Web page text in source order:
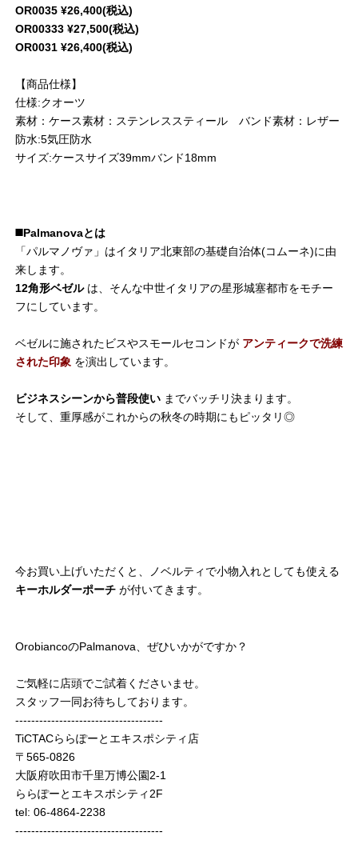
OR0035 ¥26,400(税込)
OR00333 ¥27,500(税込)
OR0031 ¥26,400(税込)
【商品仕様】
仕様:クオーツ
素材：ケース素材：ステンレススティール バンド素材：レザー
防水:5気圧防水
サイズ:ケースサイズ39mmバンド18mm
◼️Palmanovaとは
「パルマノヴァ」はイタリア北東部の基礎自治体(コムーネ)に由
来します。
12角形ベゼル は、そんな中世イタリアの星形城塞都市をモチー
フにしています。
ベゼルに施されたビスやスモールセコンドが アンティークで洗練
された印象 を演出しています。
ビジネスシーンから普段使い までバッチリ決まります。
そして、重厚感がこれからの秋冬の時期にもピッタリ◎
今お買い上げいただくと、ノベルティで小物入れとしても使える
キーホルダーポーチ が付いてきます。
OrobiancoのPalmanova、ぜひいかがですか？
ご気軽に店頭でご試着くださいませ。
スタッフ一同お待ちしております。
-------------------------------------
TiCTACららぽーとエキスポシティ店
〒565-0826
大阪府吹田市千里万博公園2-1
ららぽーとエキスポシティ2F
tel: 06-4864-2238
-------------------------------------